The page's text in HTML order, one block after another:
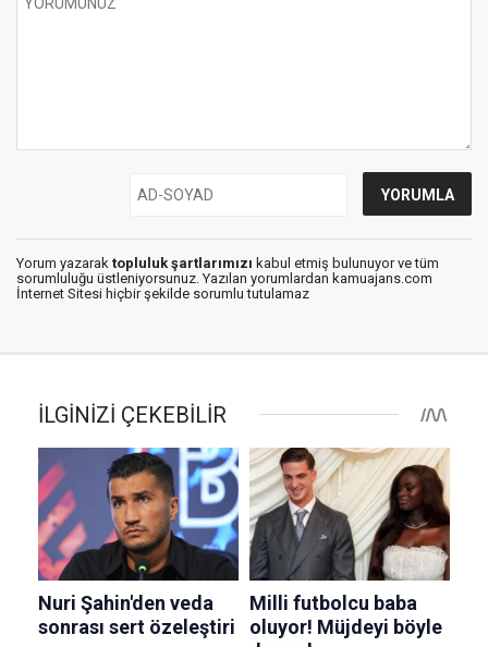
Yorum yazarak topluluk şartlarımızı kabul etmiş bulunuyor ve tüm
sorumluluğu üstleniyorsunuz. Yazılan yorumlardan kamuajans.com
İnternet Sitesi hiçbir şekilde sorumlu tutulamaz